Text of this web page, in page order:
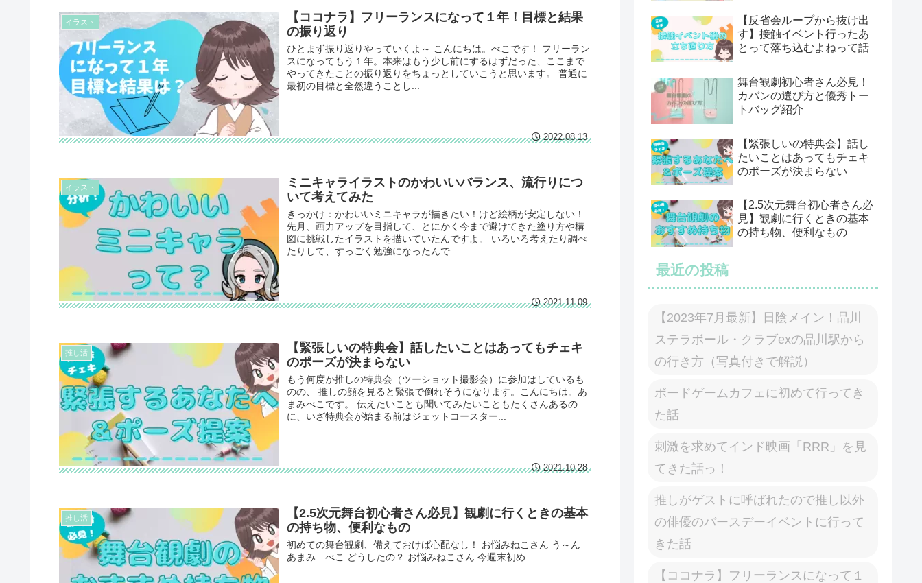
イラスト
【ココナラ】フリーランスになって１年！目標と結果
の振り返り
ひとまず振り返りやっていくよ～ こんにちは。べこです！ フリーラン
スになってもう１年。本来はもう少し前にするはずだった、ここまで
やってきたことの振り返りをちょっとしていこうと思います。 普通に
最初の目標と全然違うことし...
2022.08.13
イラスト
ミニキャライラストのかわいいバランス、流行りにつ
いて考えてみた
きっかけ：かわいいミニキャラが描きたい！けど絵柄が安定しない！
先月、画力アップを目指して、とにかく今まで避けてきた塗り方や構
図に挑戦したイラストを描いていたんですよ。 いろいろ考えたり調べ
たりして、すっごく勉強になったんで...
2021.11.09
推し活
【緊張しいの特典会】話したいことはあってもチェキ
のポーズが決まらない
もう何度か推しの特典会（ツーショット撮影会）に参加はしているも
のの、 推しの顔を見ると緊張で倒れそうになります。こんにちは。あ
まみべこです。 伝えたいことも聞いてみたいこともたくさんあるの
に、いざ特典会が始まる前はジェットコースター...
2021.10.28
推し活
【2.5次元舞台初心者さん必見】観劇に行くときの基本
の持ち物、便利なもの
初めての舞台観劇、備えておけば心配なし！ お悩みねこさん う～ん
あまみ べこ どうしたの？ お悩みねこさん 今週末初め...
【反省会ループから抜け出
す】接触イベント行ったあ
とって落ち込むよねって話
舞台観劇初心者さん必見！
カバンの選び方と優秀トー
トバッグ紹介
【緊張しいの特典会】話し
たいことはあってもチェキ
のポーズが決まらない
【2.5次元舞台初心者さん必
見】観劇に行くときの基本
の持ち物、便利なもの
最近の投稿
【2023年7月最新】日陰メイン！品川
ステラボール・クラブexの品川駅から
の行き方（写真付きで解説）
ボードゲームカフェに初めて行ってき
た話
刺激を求めてインド映画「RRR」を見
てきた話っ！
推しがゲストに呼ばれたので推し以外
の俳優のバースデーイベントに行って
きた話
【ココナラ】フリーランスになって１